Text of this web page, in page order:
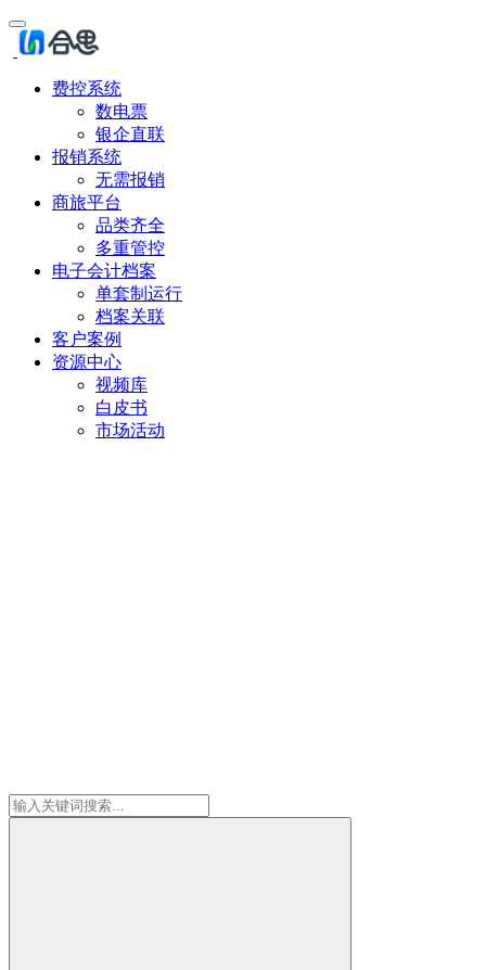
费控系统
数电票
银企直联
报销系统
无需报销
商旅平台
品类齐全
多重管控
电子会计档案
单套制运行
档案关联
客户案例
资源中心
视频库
白皮书
市场活动